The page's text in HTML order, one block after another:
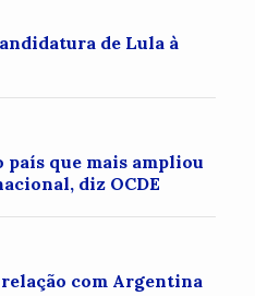
de Lula à
país que mais ampliou
diz OCDE
com Argentina